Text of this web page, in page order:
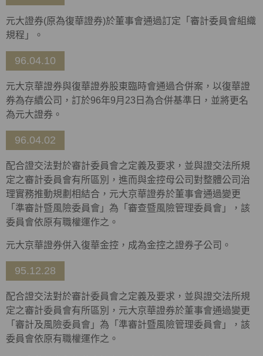
元大證券(原為復華證券)於董事會通過訂定「審計委員會組織
規程」。
96.04.10
元大京華證券與復華證券股東臨時會通過合併案，以復華證
券為存續公司，訂於96年9月23日為合併基準日，並將更名
為元大證券。
96.04.02
配合證交法對於審計委員會之定義及要求，並與證交法所規
定之審計委員會有所區別，進而與金控母公司對整體公司治
理實務推動規劃相結合，元大京華證券於董事會通過變更
「準審計暨風險委員會」為「審查暨風險管理委員會」，該
委員會依原有職權運作之。
元大京華證券併入復華金控，成為金控之證券子公司。
95.12.28
配合證交法對於審計委員會之定義及要求，並與證交法所規
定之審計委員會有所區別，元大京華證券於董事會通過變更
「審計及風險委員會」為「準審計暨風險管理委員會」，該
委員會依原有職權運作之。